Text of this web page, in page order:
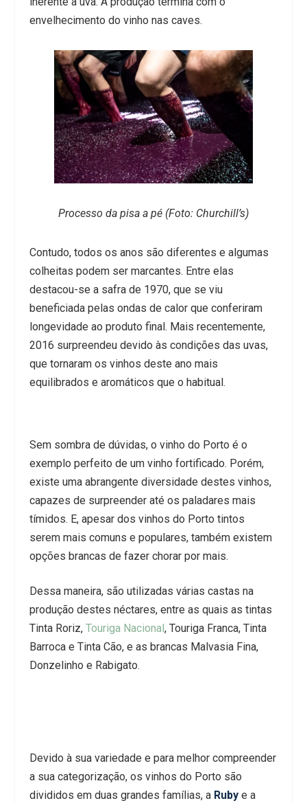
envelhecimento do vinho nas caves.
Processo da pisa a pé (Foto: Churchill’s)
Contudo, todos os anos são diferentes e algumas
colheitas podem ser marcantes. Entre elas
destacou-se a safra de 1970, que se viu
beneficiada pelas ondas de calor que conferiram
longevidade ao produto final. Mais recentemente,
2016 surpreendeu devido às condições das uvas,
que tornaram os vinhos deste ano mais
equilibrados e aromáticos que o habitual.
Sem sombra de dúvidas, o vinho do Porto é o
exemplo perfeito de um vinho fortificado. Porém,
existe uma abrangente diversidade destes vinhos,
capazes de surpreender até os paladares mais
tímidos. E, apesar dos vinhos do Porto tintos
serem mais comuns e populares, também existem
opções brancas de fazer chorar por mais.
Dessa maneira, são utilizadas várias castas na
produção destes néctares, entre as quais as tintas
Tinta Roriz, Touriga Nacional, Touriga Franca, Tinta
Barroca e Tinta Cão, e as brancas Malvasia Fina,
Donzelinho e Rabigato.
Devido à sua variedade e para melhor compreender
a sua categorização, os vinhos do Porto são
divididos em duas grandes famílias, a Rubye a